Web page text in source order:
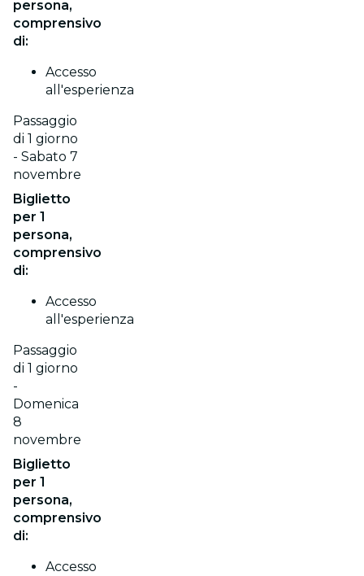
persona,
comprensivo
di:
Accesso
all'esperienza
Passaggio
di 1 giorno
- Sabato 7
novembre
Biglietto
per 1
persona,
comprensivo
di:
Accesso
all'esperienza
Passaggio
di 1 giorno
-
Domenica
8
novembre
Biglietto
per 1
persona,
comprensivo
di:
Accesso